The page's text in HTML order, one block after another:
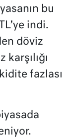
bu
indi.
döviz
karşılığı
fazlası